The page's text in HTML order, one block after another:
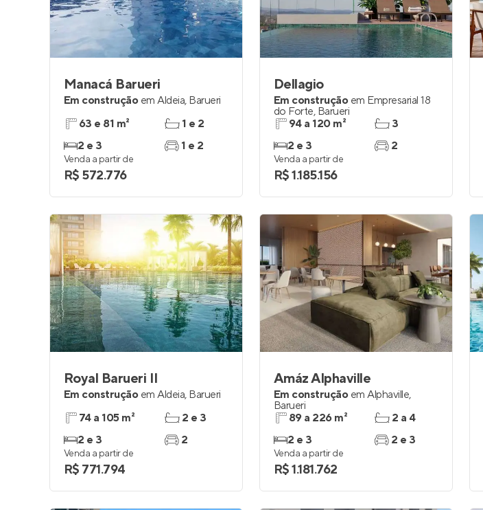
Manacá Barueri
Em construção em Aldeia, Barueri
63 e 81 m²
2 e 3
1 e 2
1 e 2
Venda a partir de
R$ 572.776
Dellagio
Em construção em Empresarial 18
do Forte, Barueri
94 a 120 m²
2 e 3
3
2
Venda a partir de
R$ 1.185.156
Royal Barueri II
Em construção em Aldeia, Barueri
74 a 105 m²
2 e 3
2 e 3
2
Venda a partir de
R$ 771.794
Amáz Alphaville
Em construção em Alphaville,
Barueri
89 a 226 m²
2 e 3
2 a 4
2 e 3
Venda a partir de
R$ 1.181.762